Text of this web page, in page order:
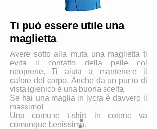
Ti può essere utile una
maglietta
Avere sotto alla muta una maglietta ti
evita il contatto della pelle col
neoprene. Ti aiuta a mantenere il
calore del corpo. Anche da un punto di
vista igienico è una buona scelta.
Se hai una maglia in lycra è davvero il
massimo!
Una comune t-shirt in cotone va
comunque benissimo.